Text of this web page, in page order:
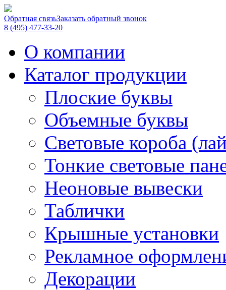
Обратная связьЗаказать обратный звонок
8 (495) 477-33-20
О компании
Каталог продукции
Плоские буквы
Объемные буквы
Световые короба
Тонкие световые
Неоновые вывески
Таблички
Крышные установки
Рекламное
Декорации